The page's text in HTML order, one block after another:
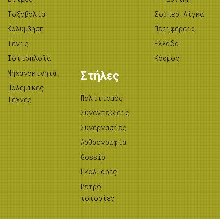
Tοξοβολία
Κολύμβηση
Τένις
Ιστιοπλοΐα
Μηχανοκίνητα
Πολεμικές
Τέχνες
Σούπερ Λίγκα
Περιφέρεια
Ελλάδα
Κόσμος
Στήλες
Πολιτισμός
Συνεντεύξεις
Συνεργασίες
Αρθρογραφία
Gossip
Γκολ-αρες
Ρετρό
ιστορίες